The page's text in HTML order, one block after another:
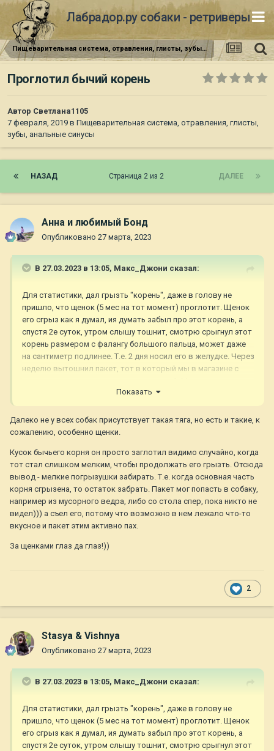
Лабрадор.ру собаки - ретриверы
Пищеварительная система, отравления, глисты, зубы, анальные синусы
Проглотил бычий корень
Автор Светлана1105
7 февраля, 2019 в Пищеварительная система, отравления, глисты,
зубы, анальные синусы
НАЗАД ДАЛЕЕ
Страница 2 из 2
Анна и любимый Бонд
Опубликовано 27 марта, 2023
В 27.03.2023 в 13:05, Макс_Джони сказал:
Для статистики, дал грызть "корень", даже в голову не
пришло, что щенок (5 мес на тот момент) проглотит. Щенок
его сгрыз как я думал, ия думать забыл про этот корень, а
спустя 2е суток, утром слышу тошнит, смотрю срыгнул этот
корень размером с фалангу большого пальца, может даже
на сантиметр подлинее. Т.е. 2 дня носил его в желудке. Через
неделю вытошнил пакет, тот в который мы в магазине с
что повезло, следим как можем, все убираем, но отчего же
Показать
Далеко не у всех собак присутствует такая тяга, но есть и такие, к
сожалению, особенно щенки.
Кусок бычьего корня он просто заглотил видимо случайно, когда
тот стал слишком мелким, чтобы продолжать его грызть. Отсюда
вывод - мелкие погрызушки забирать. Т.е. когда основная часть
корня сгрызена, то остаток забрать. Пакет мог попасть в собаку,
например из мусорного ведра, либо со стола спер, пока никто не
видел))) а съел его, потому что возможно в нем лежало что-то
вкусное и пакет этим активно пах.
За щенками глаз да глаз!))
2
Stasya & Vishnya
Опубликовано 27 марта, 2023
В 27.03.2023 в 13:05, Макс_Джони сказал:
Для статистики, дал грызть "корень", даже в голову не
пришло, что щенок (5 мес на тот момент) проглотит. Щенок
его сгрыз как я думал, ия думать забыл про этот корень, а
спустя 2е суток, утром слышу тошнит, смотрю срыгнул этот